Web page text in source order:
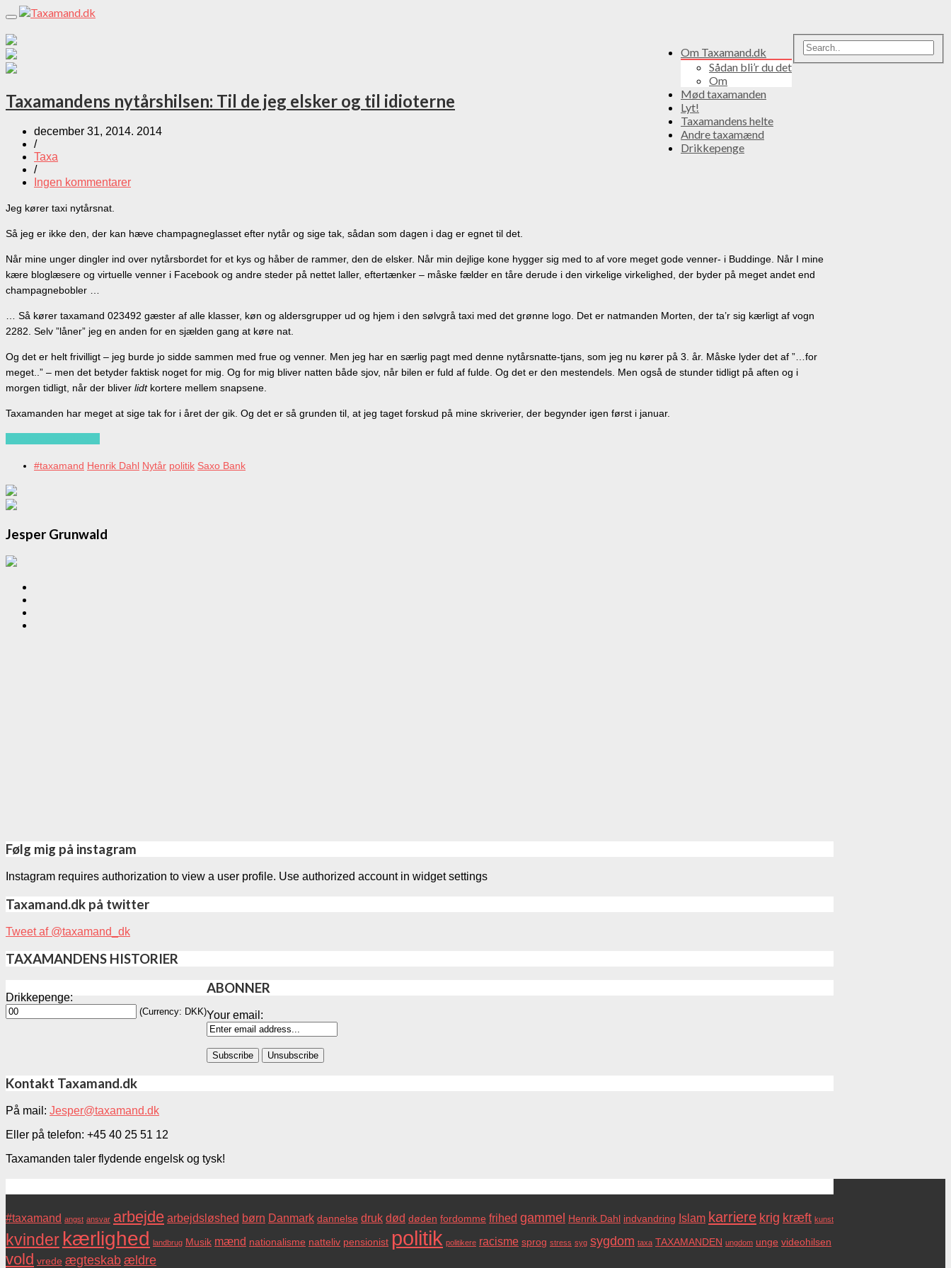
Toggle
navigation
Om Taxamand.dk
Sådan bli’r du det
Om
Mød taxamanden
Lyt!
Taxamandens helte
Andre taxamænd
Drikkepenge
Taxamandens nytårshilsen: Til de jeg elsker og til idioterne
december 31, 2014. 2014
/
Taxa
/
Ingen kommentarer
Jeg kører taxi nytårsnat.
Så jeg er ikke den, der kan hæve champagneglasset efter nytår og sige tak, sådan som dagen i dag er egnet til det.
Når mine unger dingler ind over nytårsbordet for et kys og håber de rammer, den de elsker. Når min dejlige kone hygger sig med to af vore meget gode venner- i Buddinge. Når I mine
kære bloglæsere og virtuelle venner i Facebook og andre steder på nettet laller, eftertænker – måske fælder en tåre derude i den virkelige virkelighed, der byder på meget andet end
champagnebobler …
… Så kører taxamand 023492 gæster af alle klasser, køn og aldersgrupper ud og hjem i den sølvgrå taxi med det grønne logo. Det er natmanden Morten, der ta’r sig kærligt af vogn
2282. Selv ”låner” jeg en anden for en sjælden gang at køre nat.
Og det er helt frivilligt – jeg burde jo sidde sammen med frue og venner. Men jeg har en særlig pagt med denne nytårsnatte-tjans, som jeg nu kører på 3. år. Måske lyder det af ”…for
meget..” – men det betyder faktisk noget for mig. Og for mig bliver natten både sjov, når bilen er fuld af fulde. Og det er den mestendels. Men også de stunder tidligt på aften og i
morgen tidligt, når der bliver lidt kortere mellem snapsene.
Taxamanden har meget at sige tak for i året der gik. Og det er så grunden til, at jeg taget forskud på mine skriverier, der begynder igen først i januar.
#taxamand Henrik Dahl Nytår politik Saxo Bank
Jesper Grunwald
Følg mig på instagram
Instagram requires authorization to view a user profile. Use authorized account in widget settings
Taxamand.dk på twitter
Tweet af @taxamand_dk
TAXAMANDENS HISTORIER
Drikkepenge:
(Currency: DKK)
ABONNER
Your email:
Kontakt Taxamand.dk
På mail: Jesper@taxamand.dk
Eller på telefon: +45 40 25 51 12
Taxamanden taler flydende engelsk og tysk!
#taxamand angst ansvar arbejde arbejdsløshed børn Danmark dannelse druk død døden fordomme frihed gammel Henrik Dahl indvandring Islam karriere krig kræft kunst
kvinder kærlighed landbrug Musik mænd nationalisme natteliv pensionist politik politikere racisme sprog stress syg sygdom taxa TAXAMANDEN ungdom unge videohilsen
vold vrede ægteskabældre